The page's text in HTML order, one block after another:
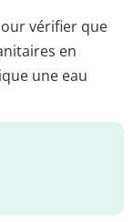
vérifier que
en
une eau